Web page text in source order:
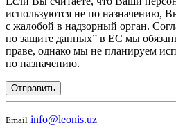
используются не по назначению,
с жалобой в надзорный орган.
по защите данных” в ЕС мы
праве, однако мы не планируем
по назначению.
Отправить
Email info@leonis.uz